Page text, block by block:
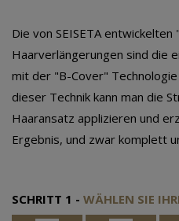
Die von SEISETA entwickelten
Haarverlängerungen sind die
mit der "B-Cover"
dieser Technik kann man die
Haaransatz applizieren und
Ergebnis, und zwar komplett
SCHRITT 1 - WÄHLEN SIE